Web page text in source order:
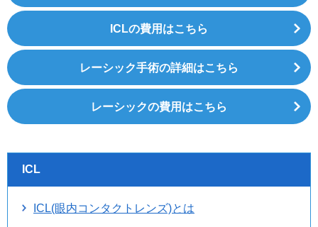
ICLの費用はこちら
レーシック手術の詳細はこちら
レーシックの費用はこちら
ICL
ICL(眼内コンタクトレンズ)とは